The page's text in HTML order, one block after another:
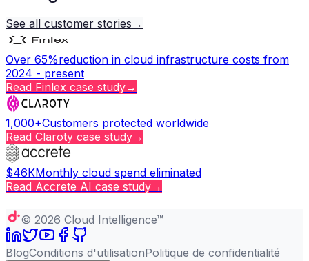
See all customer stories →
Over 65%reduction in cloud infrastructure costs from
2024 - present
Read Finlex case study→
1,000+Customers protected worldwide
Read Claroty case study→
$46KMonthly cloud spend eliminated
Read Accrete AI case study→
© 2026 Cloud Intelligence™
BlogConditions d'utilisationPolitique de confidentialité